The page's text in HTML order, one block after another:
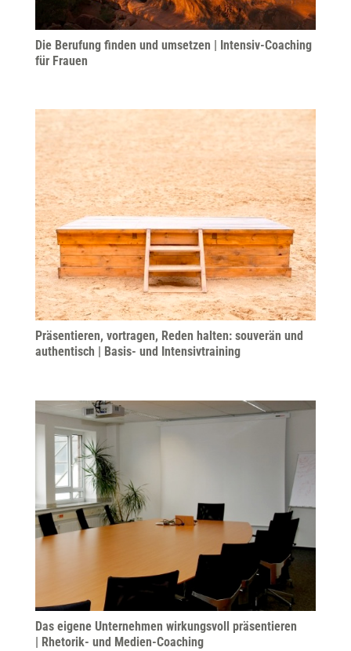
Die Berufung finden und umsetzen | Intensiv-Coaching
für Frauen
Präsentieren, vortragen, Reden halten: souverän und
authentisch | Basis- und Intensivtraining
Das eigene Unternehmen wirkungsvoll präsentieren
| Rhetorik- und Medien-Coaching